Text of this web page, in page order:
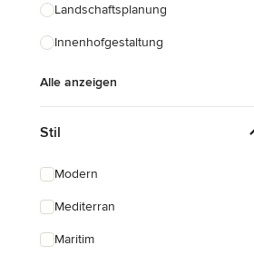
Landschaftsplanung
Innenhofgestaltung
Alle anzeigen
Stil
Modern
Mediterran
Maritim